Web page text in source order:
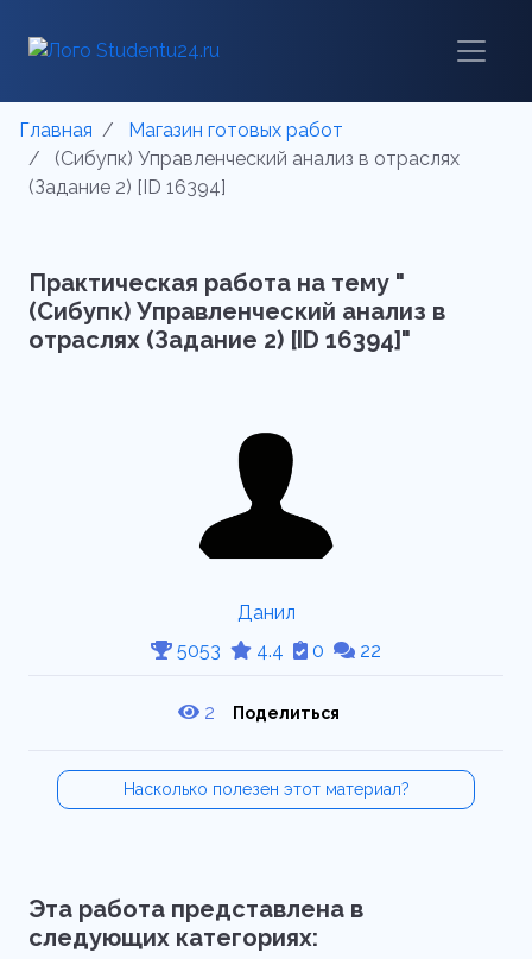
Главная
Магазин готовых работ
(Сибупк) Управленческий анализ в отраслях
(Задание 2) [ID 16394]
Практическая работа на тему "
(Сибупк) Управленческий анализ в
отраслях (Задание 2) [ID 16394]"
Данил
5053
4.4 0 22
2 Поделиться
Насколько полезен этот материал?
Эта работа представлена в
следующих категориях: